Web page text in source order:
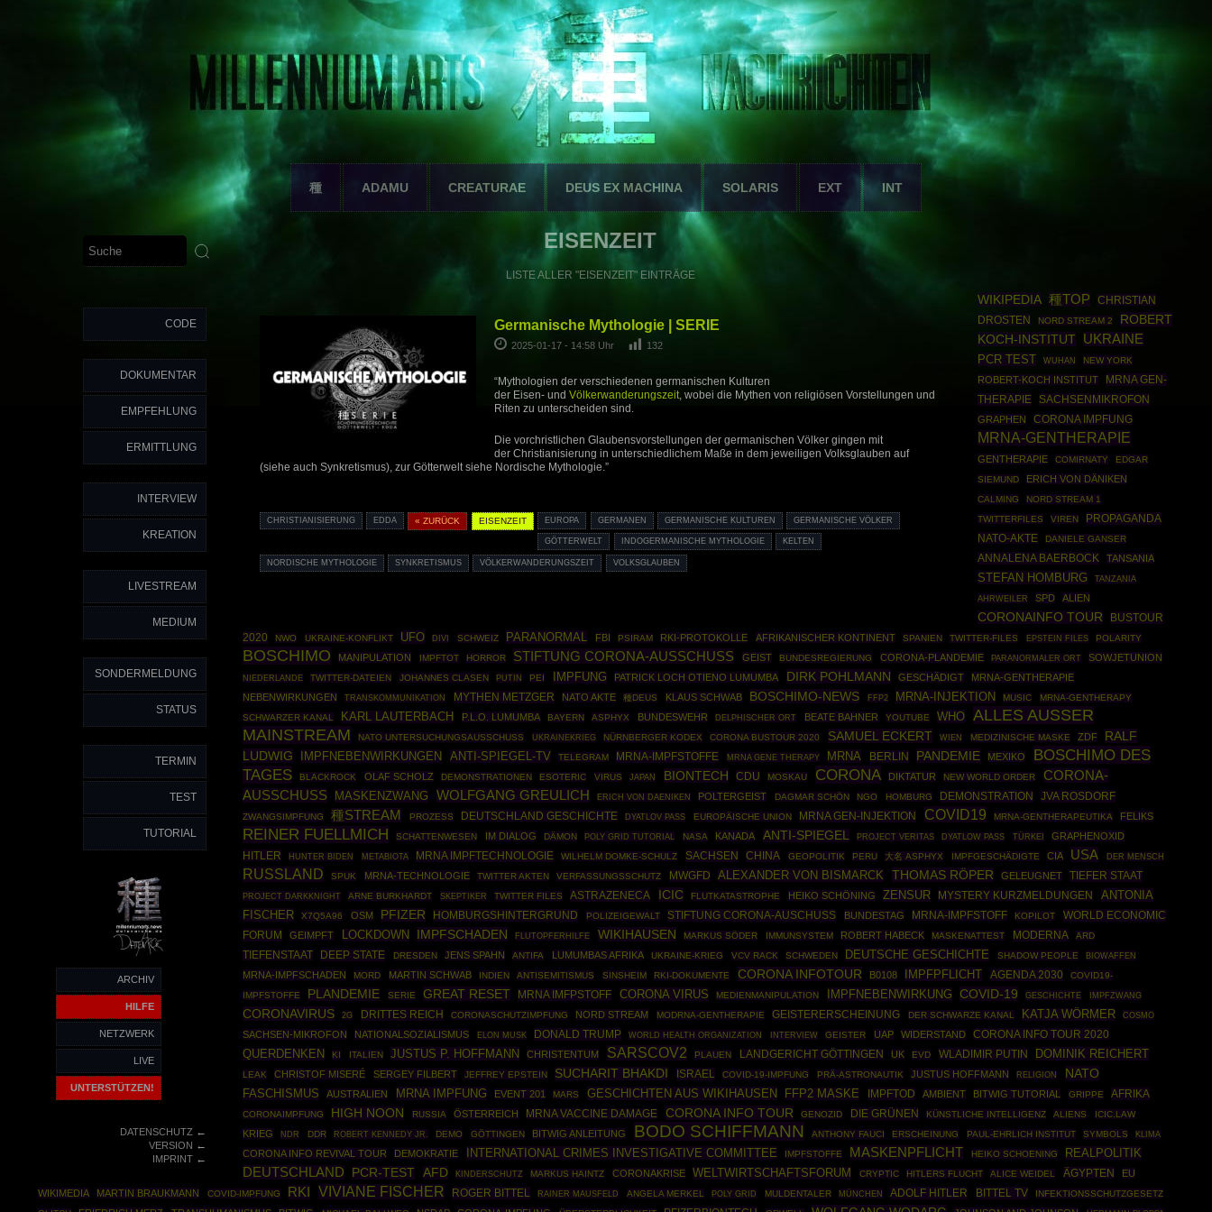
種 ADAMU CREATURAE DEUS EX MACHINA SOLARIS EXT INT
CODE
DOKUMENTAR
EMPFEHLUNG
ERMITTLUNG
INTERVIEW
KREATION
LIVESTREAM
MEDIUM
SONDERMELDUNG
STATUS
TERMIN
TEST
TUTORIAL
ARCHIV
HILFE
NETZWERK
LIVE
UNTERSTÜTZEN!
DATENSCHUTZ←
VERSION ←
IMPRINT←
EISENZEIT
LISTE ALLER "EISENZEIT" EINTRÄGE
Germanische Mythologie | SERIE
2025-01-17 - 14:58 Uhr 132
“Mythologien der verschiedenen germanischen Kulturen
der Eisen- und Völkerwanderungszeit, wobei die Mythen von religiösen Vorstellungen und
Riten zu unterscheiden sind.
Die vorchristlichen Glaubensvorstellungen der germanischen Völker gingen mit
der Christianisierung in unterschiedlichem Maße in dem jeweiligen Volksglauben auf
(siehe auch Synkretismus), zur Götterwelt siehe Nordische Mythologie.”
CHRISTIANISIERUNG EDDA « ZURÜCK EISENZEIT EUROPA GERMANEN GERMANISCHE KULTUREN GERMANISCHE VÖLKER
GÖTTERWELT INDOGERMANISCHE MYTHOLOGIE KELTEN
NORDISCHE MYTHOLOGIE SYNKRETISMUS VÖLKERWANDERUNGSZEIT VOLKSGLAUBEN
WIKIPEDIA 種TOP
CHRISTIAN
DROSTEN
NORD STREAM 2
ROBERT
KOCH-INSTITUT
UKRAINE
PCR TEST WUHAN NEW YORK
ROBERT-KOCH INSTITUT
MRNA GEN-
THERAPIE
SACHSENMIKROFON
GRAPHEN CORONA IMPFUNG
MRNA-GENTHERAPIE
GENTHERAPIE COMIRNATY
EDGAR
SIEMUND
ERICH VON DÄNIKEN
CALMING
NORD STREAM 1
TWITTERFILES
VIREN PROPAGANDA
NATO-AKTE DANIELE GANSER
ANNALENA BAERBOCK TANSANIA
STEFAN HOMBURG TANZANIA
AHRWEILER SPD ALIEN
CORONAINFO TOUR
BUSTOUR
2020
NWO UKRAINE-KONFLIKT UFO DIVI SCHWEIZ PARANORMAL FBI PSIRAM RKI-PROTOKOLLE AFRIKANISCHER KONTINENT SPANIEN TWITTER-FILES EPSTEIN FILES POLARITY
BOSCHIMO MANIPULATION IMPFTOT HORROR STIFTUNG CORONA-AUSSCHUSS GEIST BUNDESREGIERUNG CORONA-PLANDEMIE PARANORMALER ORT SOWJETUNION
NIEDERLANDE TWITTER-DATEIEN JOHANNES CLASEN PUTIN PEI IMPFUNG PATRICK LOCH OTIENO LUMUMBA DIRK POHLMANN GESCHÄDIGT
MRNA-GENTHERAPIE
NEBENWIRKUNGEN
TRANSKOMMUNIKATION MYTHEN METZGER NATO AKTE 種DEUS KLAUS SCHWAB BOSCHIMO-NEWS FFP2 MRNA-INJEKTION MUSIC
MRNA-GENTHERAPY
SCHWARZER KANAL
KARL LAUTERBACH P.L.O. LUMUMBA BAYERN ASPHYX BUNDESWEHR DELPHISCHER ORT BEATE BAHNER YOUTUBE WHO ALLES AUSSER
MAINSTREAM
NATO UNTERSUCHUNGSAUSSCHUSS UKRAINEKRIEG NÜRNBERGER KODEX CORONA BUSTOUR 2020 SAMUEL ECKERT WIEN MEDIZINISCHE MASKE ZDF
RALF
LUDWIG
IMPFNEBENWIRKUNGEN ANTI-SPIEGEL-TV TELEGRAM MRNA-IMPFSTOFFE MRNA GENE THERAPY MRNA BERLIN PANDEMIE MEXIKO
BOSCHIMO DES
TAGES
BLACKROCK OLAF SCHOLZ DEMONSTRATIONEN ESOTERIC VIRUS JAPAN BIONTECH CDU MOSKAU CORONA DIKTATUR NEW WORLD ORDER
CORONA-
AUSSCHUSS
MASKENZWANG WOLFGANG GREULICH ERICH VON DAENIKEN POLTERGEIST DAGMAR SCHÖN NGO HOMBURG DEMONSTRATION JVA ROSDORF
ZWANGSIMPFUNG 種STREAM PROZESS DEUTSCHLAND GESCHICHTE DYATLOV PASS EUROPÄISCHE UNION MRNA GEN-INJEKTION COVID19 MRNA-GENTHERAPEUTIKA FELIKS
REINER FUELLMICH SCHATTENWESEN IM DIALOG DÄMON POLY GRID TUTORIAL NASA KANADA ANTI-SPIEGEL PROJECT VERITAS DYATLOW PASS TÜRKEI GRAPHENOXID
HITLER HUNTER BIDEN METABIOTA MRNA IMPFTECHNOLOGIE WILHELM DOMKE-SCHULZ SACHSEN CHINA GEOPOLITIK PERU 大名 ASPHYX IMPFGESCHÄDIGTE CIA USA DER MENSCH
RUSSLAND SPUK MRNA-TECHNOLOGIE TWITTER AKTEN VERFASSUNGSSCHUTZ MWGFD ALEXANDER VON BISMARCK THOMAS RÖPER GELEUGNET TIEFER STAAT
PROJECT DARKKNIGHT ARNE BURKHARDT SKEPTIKER TWITTER FILES ASTRAZENECA ICIC FLUTKATASTROPHE HEIKO SCHÖNING ZENSUR MYSTERY KURZMELDUNGEN
ANTONIA
FISCHER
X7Q5A96 OSM PFIZER HOMBURGSHINTERGRUND POLIZEIGEWALT STIFTUNG CORONA-AUSCHUSS BUNDESTAG MRNA-IMPFSTOFF KOPILOT
WORLD ECONOMIC
FORUM
GEIMPFT LOCKDOWN IMPFSCHADEN FLUTOPFERHILFE WIKIHAUSEN MARKUS SÖDER IMMUNSYSTEM ROBERT HABECK MASKENATTEST MODERNA ARD
TIEFENSTAAT DEEP STATE DRESDEN JENS SPAHN ANTIFA LUMUMBAS AFRIKA UKRAINE-KRIEG VCV RACK SCHWEDEN DEUTSCHE GESCHICHTE SHADOW PEOPLE BIOWAFFEN
MRNA-IMPFSCHADEN MORD MARTIN SCHWAB INDIEN ANTISEMITISMUS SINSHEIM RKI-DOKUMENTE CORONA INFOTOUR B0108 IMPFPFLICHT AGENDA 2030
COVID19-
IMPFSTOFFE
PLANDEMIE SERIE GREAT RESET MRNA IMFPSTOFF CORONA VIRUS MEDIENMANIPULATION IMPFNEBENWIRKUNG COVID-19 GESCHICHTE IMPFZWANG
CORONAVIRUS 2G DRITTES REICH CORONASCHUTZIMPFUNG NORD STREAM MODRNA-GENTHERAPIE GEISTERERSCHEINUNG DER SCHWARZE KANAL KATJA WÖRMER COSMO
SACHSEN-MIKROFON NATIONALSOZIALISMUS ELON MUSK DONALD TRUMP WORLD HEALTH ORGANIZATION INTERVIEW GEISTER UAP WIDERSTAND CORONA INFO TOUR 2020
QUERDENKEN KI ITALIEN JUSTUS P. HOFFMANN CHRISTENTUM SARSCOV2 PLAUEN LANDGERICHT GÖTTINGEN UK EVD WLADIMIR PUTIN DOMINIK REICHERT
LEAK CHRISTOF MISERÉ SERGEY FILBERT JEFFREY EPSTEIN SUCHARIT BHAKDI ISRAEL COVID-19-IMPFUNG PRÄ-ASTRONAUTIK JUSTUS HOFFMANN RELIGION NATO
FASCHISMUS AUSTRALIEN MRNA IMPFUNG EVENT 201 MARS GESCHICHTEN AUS WIKIHAUSEN FFP2 MASKE IMPFTOD AMBIENT BITWIG TUTORIAL GRIPPE AFRIKA
CORONAIMPFUNG HIGH NOON RUSSIA ÖSTERREICH MRNA VACCINE DAMAGE CORONA INFO TOUR GENOZID DIE GRÜNEN KÜNSTLICHE INTELLIGENZ ALIENS ICIC.LAW
KRIEG NDR DDR ROBERT KENNEDY JR. DEMO GÖTTINGEN BITWIG ANLEITUNG BODO SCHIFFMANN ANTHONY FAUCI ERSCHEINUNG PAUL-EHRLICH INSTITUT SYMBOLS KLIMA
CORONA INFO REVIVAL TOUR DEMOKRATIE INTERNATIONAL CRIMES INVESTIGATIVE COMMITTEE IMPFSTOFFE MASKENPFLICHT HEIKO SCHOENING REALPOLITIK
DEUTSCHLAND PCR-TEST AFD KINDERSCHUTZ MARKUS HAINTZ CORONAKRISE WELTWIRTSCHAFTSFORUM CRYPTIC HITLERS FLUCHT ALICE WEIDEL ÄGYPTEN
EU
WIKIMEDIA
MARTIN BRAUKMANN COVID-IMPFUNG RKI VIVIANE FISCHER ROGER BITTEL RAINER MAUSFELD ANGELA MERKEL POLY GRID MULDENTALER MÜNCHEN ADOLF HITLER BITTEL TV
INFEKTIONSSCHUTZGESETZ